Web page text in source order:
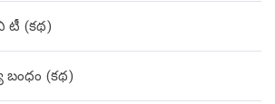
టీ (కథ)
బంధం (కథ)